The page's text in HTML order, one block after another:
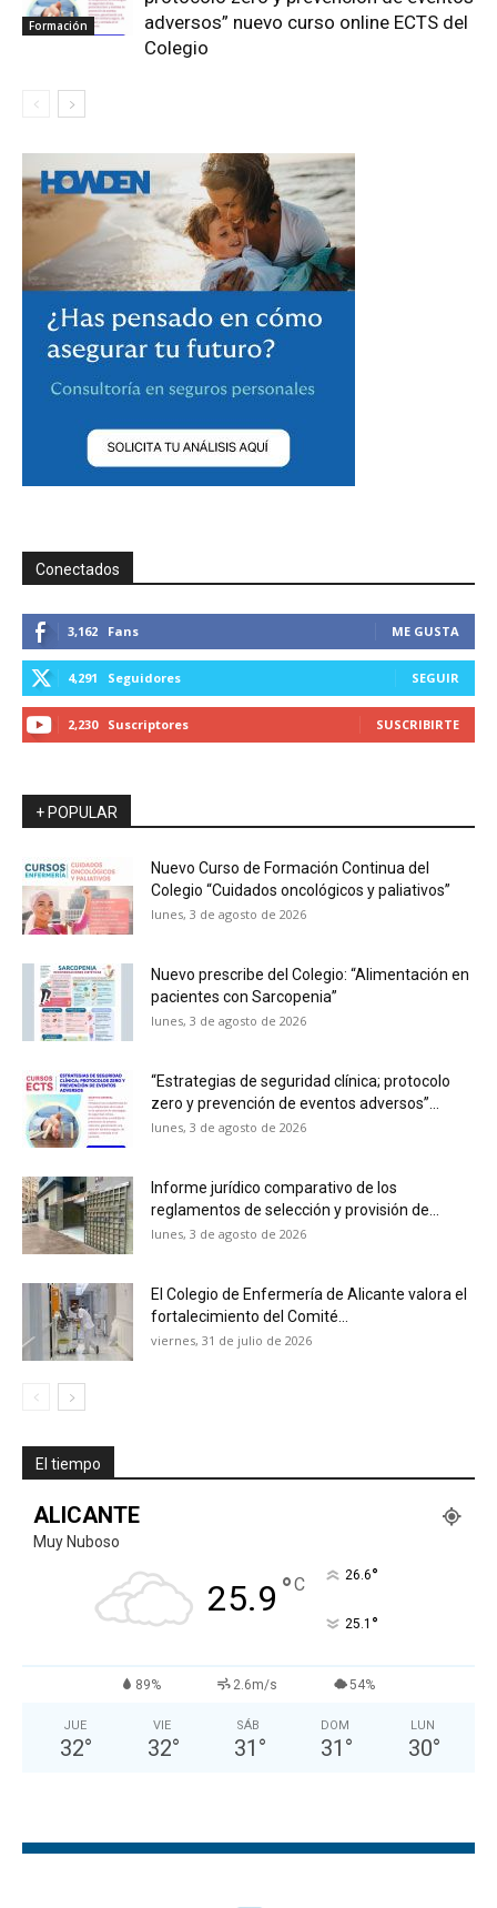
Formación
adversos” nuevo curso online ECTS del
Colegio
Conectados
3,162 Fans ME GUSTA
4,291 Seguidores SEGUIR
2,230 Suscriptores SUSCRIBIRTE
+ POPULAR
Nuevo Curso de Formación Continua del
Colegio “Cuidados oncológicos y paliativos”
lunes, 3 de agosto de 2026
Nuevo prescribe del Colegio: “Alimentación en
pacientes con Sarcopenia”
lunes, 3 de agosto de 2026
“Estrategias de seguridad clínica; protocolo
zero y prevención de eventos adversos”...
lunes, 3 de agosto de 2026
Informe jurídico comparativo de los
reglamentos de selección y provisión de...
lunes, 3 de agosto de 2026
El Colegio de Enfermería de Alicante valora el
fortalecimiento del Comité...
viernes, 31 de julio de 2026
El tiempo
ALICANTE
Muy Nuboso
25.9 °C 26.6°
25.1 °
89% 2.6m/s 54%
JUE
32°
VIE
32°
SÁB
31 °
DOM
31 °
LUN
30°